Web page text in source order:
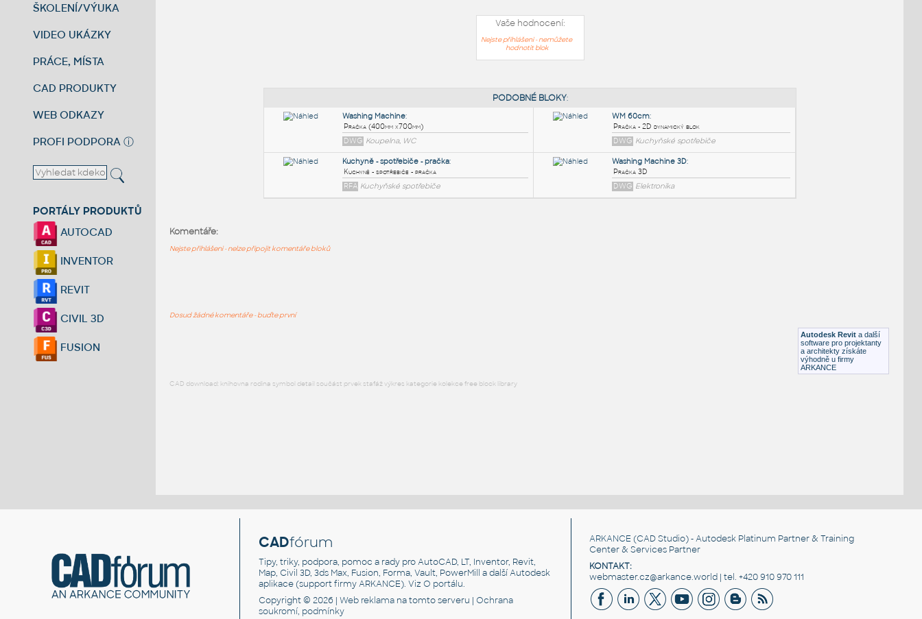
ŠKOLENÍ/VÝUKA
VIDEO UKÁZKY
PRÁCE, MÍSTA
CAD PRODUKTY
WEB ODKAZY
PROFI PODPORA ⓘ
PORTÁLY PRODUKTŮ
AUTOCAD
INVENTOR
REVIT
CIVIL 3D
FUSION
Vaše hodnocení:
Nejste přihlášeni - nemůžete
hodnotit blok
Autodesk Revit a další
software pro projektanty
a architekty získáte
výhodně u firmy
ARKANCE
Komentáře:
Nejste přihlášeni - nelze připojit komentáře bloků
Dosud žádné komentáře - buďte první
CAD download: knihovna rodina symbol detail součást prvek stafáž výkres kategorie kolekce free block library
CADfórum
Tipy, triky, podpora, pomoc a rady pro AutoCAD, LT, Inventor, Revit,
Map, Civil 3D, 3ds Max, Fusion, Forma, Vault, PowerMill a další Autodesk
aplikace (support firmy ARKANCE). VizO portálu.
Copyright © 2026 |Web reklama na tomto serveru |Ochrana
soukromí, podmínky
ARKANCE (CAD Studio) - Autodesk Platinum Partner & Training
Center & Services Partner
KONTAKT:
webmaster.cz@arkance.world | tel. +420 910 970 111